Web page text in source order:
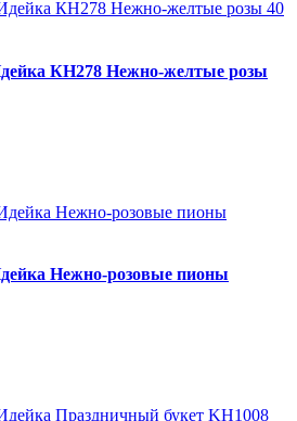
КН278 Нежно-желтые розы
Нежно-розовые пионы